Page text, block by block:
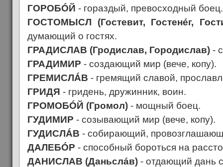
ГОРОБÓЙ - гораздый, превосходный боец.
ГОСТОМЫСЛ (Гостевит, Гостенéг,
думающий о гостях.
ГРАДИСЛАВ (Гродислав, Городислав) -
ГРАДИМИР - создающий мир (вече, копу).
ГРЕМИСЛÁВ - гремящий славой,
ГРИДЯ - гридень, дружинник, воин.
ГРОМОБÓЙ (Громол) - мощный боец.
ГУДИМИР - созывающий мир (вече, копу).
ГУДИСЛÁВ - собирающий,
ДАЛЕБÓР - способный бороться на
ДАНИСЛАВ (Даньслáв) - отдающий дань